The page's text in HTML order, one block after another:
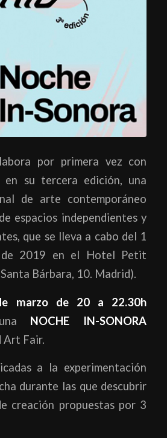
por primera vez con
en su tercera edición, una
de arte contemporáneo
espacios independientes y
que se lleva a cabo del 1
2019 en el Hotel Petit
Bárbara, 10. Madrid).
marzo de 20 a 22.30h
NOCHE IN-SONORA
Art Fair.
a la experimentación
durante las que descubrir
creación propuestas por 3